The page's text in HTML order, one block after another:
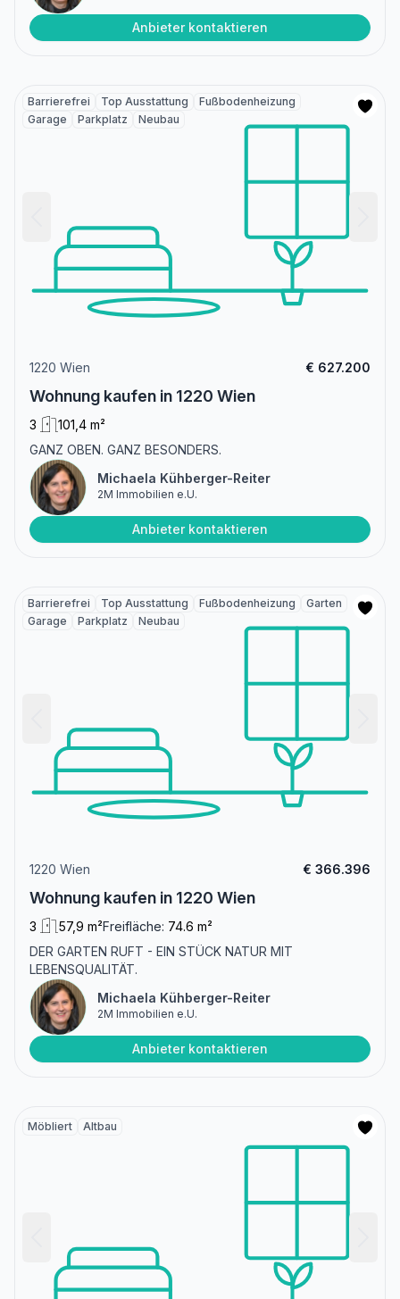
Anbieter kontaktieren
Barrierefrei Top Ausstattung
Fußbodenheizung
Garage
Parkplatz Neubau
1220 Wien € 627.200
Wohnung kaufen in 1220 Wien
3
101,4 m²
GANZ OBEN. GANZ BESONDERS.
Michaela Kühberger-Reiter
2M Immobilien e.U.
Anbieter kontaktieren
Barrierefrei Top Ausstattung Fußbodenheizung
Garten
Garage
Parkplatz Neubau
1220 Wien € 366.396
Wohnung kaufen in 1220 Wien
3 57,9 m²Freifläche: 74.6 m²
DER GARTEN RUFT - EIN STÜCK NATUR MIT
LEBENSQUALITÄT.
Michaela Kühberger-Reiter
2M Immobilien e.U.
Anbieter kontaktieren
Möbliert Altbau